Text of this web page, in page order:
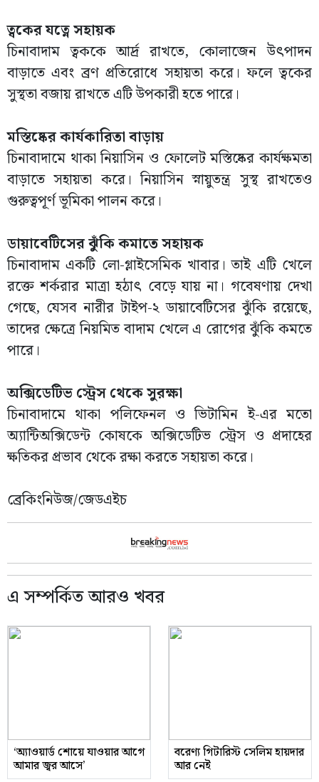
ত্বকের যত্নে সহায়ক
চিনাবাদাম ত্বককে আর্দ্র রাখতে, কোলাজেন উৎপাদন
বাড়াতে এবং ব্রণ প্রতিরোধে সহায়তা করে। ফলে ত্বকের
সুস্থতা বজায় রাখতে এটি উপকারী হতে পারে।
মস্তিষ্কের কার্যকারিতা বাড়ায়
চিনাবাদামে থাকা নিয়াসিন ও ফোলেট মস্তিষ্কের কার্যক্ষমতা
বাড়াতে সহায়তা করে। নিয়াসিন স্নায়ুতন্ত্র সুস্থ রাখতেও
গুরুত্বপূর্ণ ভূমিকা পালন করে।
ডায়াবেটিসের ঝুঁকি কমাতে সহায়ক
চিনাবাদাম একটি লো-গ্লাইসেমিক খাবার। তাই এটি খেলে
রক্তে শর্করার মাত্রা হঠাৎ বেড়ে যায় না। গবেষণায় দেখা
গেছে, যেসব নারীর টাইপ-২ ডায়াবেটিসের ঝুঁকি রয়েছে,
তাদের ক্ষেত্রে নিয়মিত বাদাম খেলে এ রোগের ঝুঁকি কমতে
পারে।
অক্সিডেটিভ স্ট্রেস থেকে সুরক্ষা
চিনাবাদামে থাকা পলিফেনল ও ভিটামিন ই-এর মতো
অ্যান্টিঅক্সিডেন্ট কোষকে অক্সিডেটিভ স্ট্রেস ও প্রদাহের
ক্ষতিকর প্রভাব থেকে রক্ষা করতে সহায়তা করে।
ব্রেকিংনিউজ/জেডএইচ
এ সম্পর্কিত আরও খবর
‘অ্যাওয়ার্ড শোয়ে যাওয়ার আগে
আমার জ্বর আসে’
বরেণ্য গিটারিস্ট সেলিম হায়দার
আর নেই